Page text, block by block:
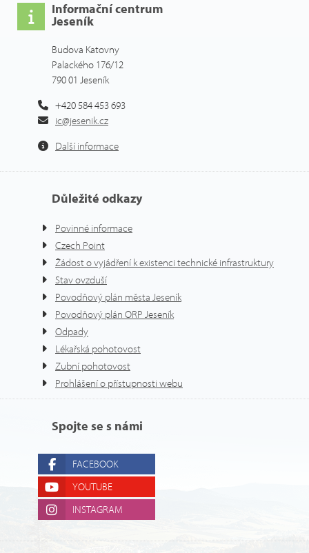
Informační centrum
Jeseník
Budova Katovny
Palackého 176/12
790 01 Jeseník
+420 584 453 693
ic@jesenik.cz
Další informace
Důležité odkazy
Povinné informace
Czech Point
Žádost o vyjádření k existenci technické infrastruktury
Stav ovzduší
Povodňový plán města Jeseník
Povodňový plán ORP Jeseník
Odpady
Lékařská pohotovost
Zubní pohotovost
Prohlášení o přístupnosti webu
Spojte se s námi
FACEBOOK
YOUTUBE
INSTAGRAM